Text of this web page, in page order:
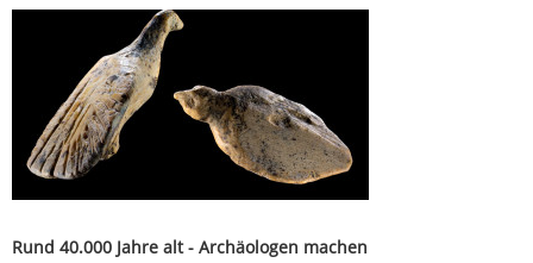
Rund 40.000 Jahre alt - Archäologen machen "Fund des
Rund 40.000 Jahre alt - Archäologen machen